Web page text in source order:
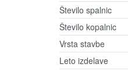
Število spalnic
Število kopalnic
Vrsta stavbe
Leto izdelave